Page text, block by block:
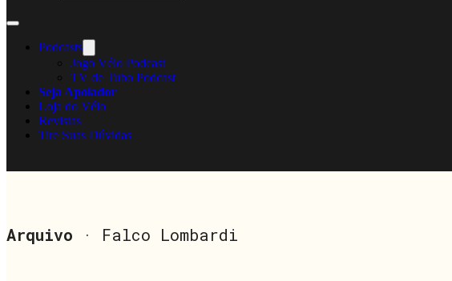
Podcasts
Jogo Véio Podcast
TV de Tubo Podcast
Seja Apoiador
Loja do Véio
Revistas
Tire Suas Dúvidas
Arquivo · Falco Lombardi